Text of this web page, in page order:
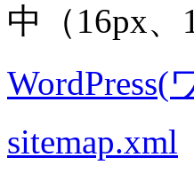
中
（16px
WordPress(
sitemap.xml